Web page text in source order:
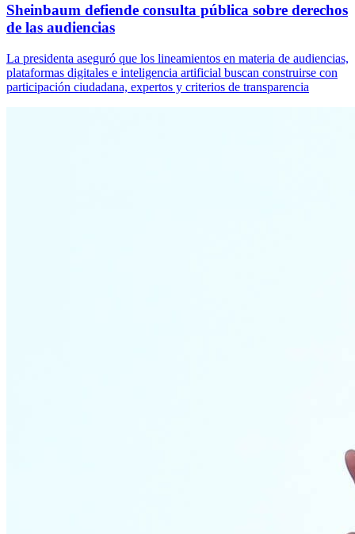
Sheinbaum defiende consulta pública sobre derechos
de las audiencias
La presidenta aseguró que los lineamientos en materia de audiencias,
plataformas digitales e inteligencia artificial buscan construirse con
participación ciudadana, expertos y criterios de transparencia